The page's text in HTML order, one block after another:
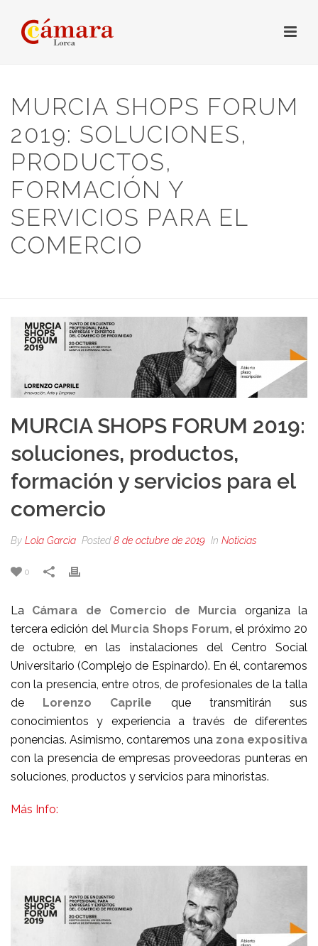
MURCIA SHOPS FORUM
2019: SOLUCIONES,
PRODUCTOS,
FORMACIÓN Y
SERVICIOS PARA EL
COMERCIO
MURCIA SHOPS FORUM 2019:
soluciones, productos,
formación y servicios para el
comercio
By Lola Garcia Posted8 de octubre de 2019 In Noticias
0
La Cámara de Comercio de Murcia organiza la
tercera edición del Murcia Shops Forum,el próximo 20
de octubre, en las instalaciones del Centro Social
Universitario (Complejo de Espinardo). En él, contaremos
con la presencia, entre otros, de profesionales de la talla
de Lorenzo Caprile que transmitirán sus
conocimientos y experiencia a través de diferentes
ponencias. Asimismo, contaremos una zona expositiva
con la presencia de empresas proveedoras punteras en
soluciones, productos y servicios para minoristas.
Más Info: